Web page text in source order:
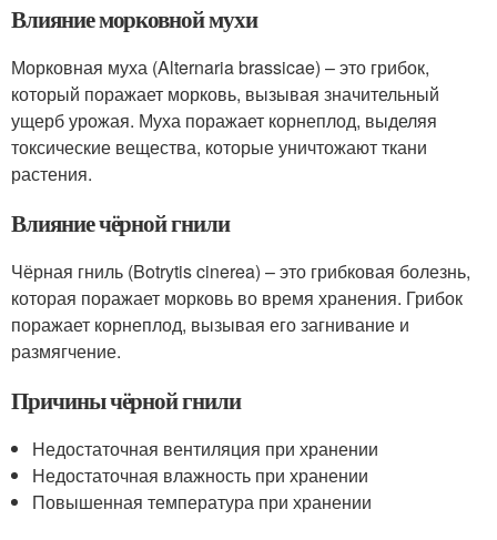
Влияние морковной мухи
Морковная муха (Alternaria brassicae) – это грибок,
который поражает морковь, вызывая значительный
ущерб урожая. Муха поражает корнеплод, выделяя
токсические вещества, которые уничтожают ткани
растения.
Влияние чёрной гнили
Чёрная гниль (Botrytis cinerea) – это грибковая болезнь,
которая поражает морковь во время хранения. Грибок
поражает корнеплод, вызывая его загнивание и
размягчение.
Причины чёрной гнили
Недостаточная вентиляция при хранении
Недостаточная влажность при хранении
Повышенная температура при хранении